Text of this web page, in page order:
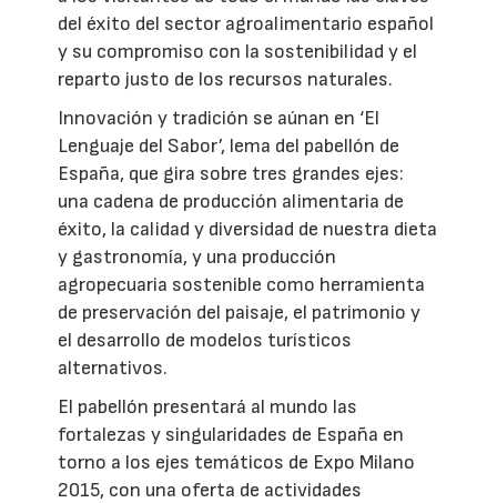
del éxito del sector agroalimentario español
y su compromiso con la sostenibilidad y el
reparto justo de los recursos naturales.
Innovación y tradición se aúnan en ‘El
Lenguaje del Sabor’, lema del pabellón de
España, que gira sobre tres grandes ejes:
una cadena de producción alimentaria de
éxito, la calidad y diversidad de nuestra dieta
y gastronomía, y una producción
agropecuaria sostenible como herramienta
de preservación del paisaje, el patrimonio y
el desarrollo de modelos turísticos
alternativos.
El pabellón presentará al mundo las
fortalezas y singularidades de España en
torno a los ejes temáticos de Expo Milano
2015, con una oferta de actividades